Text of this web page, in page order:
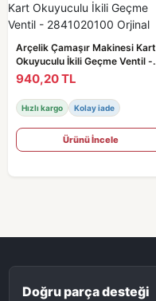
Arçelik Çamaşır Makinesi Kart
Okuyuculu İkili Geçme Ventil -
2841020100 Orjinal
940,20 TL
Hızlı kargo Kolay iade
Ürünü İncele
Doğru parça desteği